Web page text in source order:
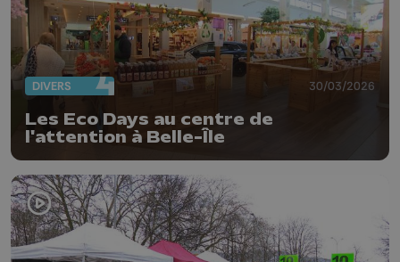
DIVERS 30/03/2026
Les Eco Days au centre de
l'attention à Belle-Île